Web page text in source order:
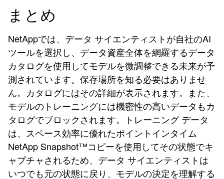
まとめ
NetAppでは、データ サイエンティストが自社のAI
ツールを選択し、データ資産全体を網羅するデータ
カタログを使用してモデルを微調整できる未来が予
測されています。保存場所を知る必要はありませ
ん。カタログにはその詳細が表示されます。また、
モデルのトレーニングには機密性の高いデータもカ
タログでブロックされます。トレーニング データ
は、スペース効率に優れたポイントインタイム
NetApp Snapshot™コピーを使用してその状態でキ
ャプチャされるため、データ サイエンティストは
いつでも元の状態に戻り、モデルの決定を理解する